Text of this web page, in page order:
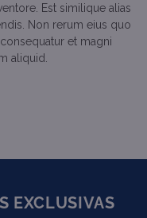
Est similique alias
Non rerum eius quo
et magni
aliquid.
EXCLUSIVAS